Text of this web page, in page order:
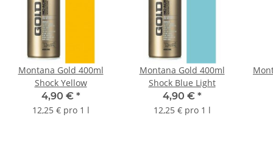
Montana Gold 400ml
Shock Yellow
4,90 € *
12,25 € pro 1 l
Montana Gold 400ml
Shock Blue Light
4,90 € *
12,25 € pro 1 l